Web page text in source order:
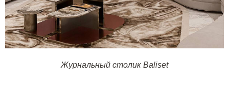
Журнальный столик Baliset